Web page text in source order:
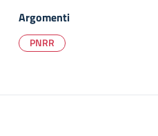
Argomenti
PNRR